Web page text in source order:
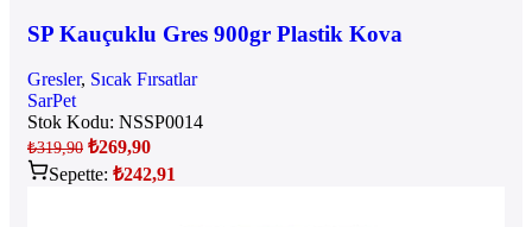
SP Kauçuklu Gres 900gr Plastik Kova
Gresler, Sıcak Fırsatlar
SarPet
Stok Kodu: NSSP0014
₺319,90 ₺269,90
Sepette: ₺242,91